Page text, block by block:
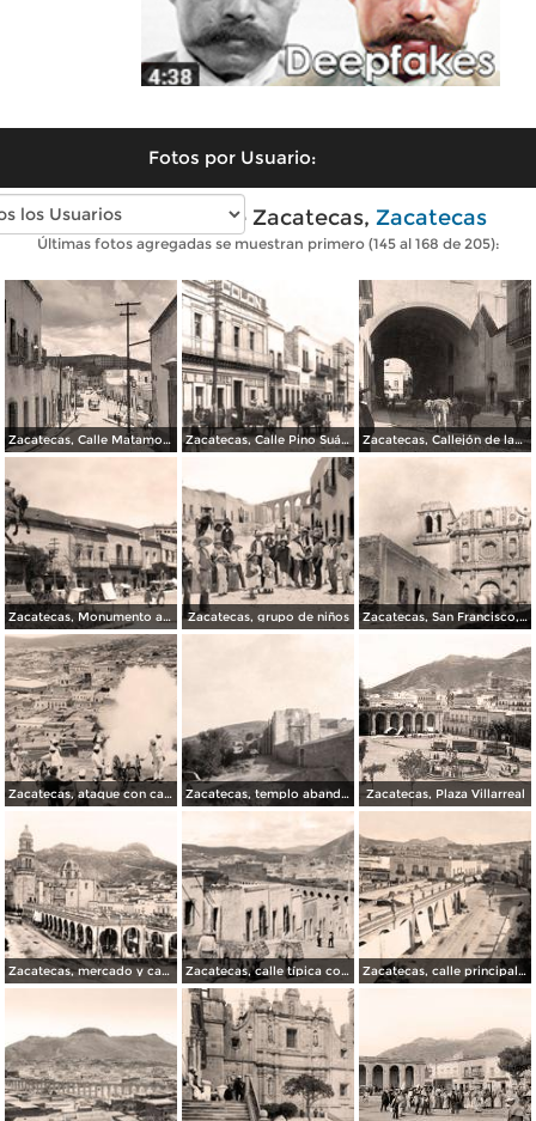
Fotos por Usuario:
Fotos antiguas de Zacatecas, Zacatecas
Últimas fotos agregadas se muestran primero (145 al 168 de 205):
Zacatecas, Calle Matamoros Zacatecas, Calle Pino Suárez Zacatecas, Callejón de las Campanas
Zacatecas, Monumento a González Ortega Zacatecas, grupo de niños Zacatecas, San Francisco, 1889
Zacatecas, ataque con cañones Zacatecas, templo abandonado Zacatecas, Plaza Villarreal
Zacatecas, mercado y catedral, 1874 Zacatecas, calle típica con arriero Zacatecas, calle principal y mercado